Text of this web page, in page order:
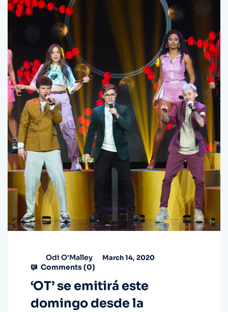
Odi O'Malley March 14, 2020
Comments (0)
‘OT’ se emitirá este
domingo desde la